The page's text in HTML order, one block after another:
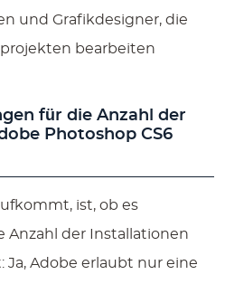
und Grafikdesigner, die
bearbeiten
für die Anzahl der
Photoshop CS6
ist, ob es
Anzahl der Installationen
Adobe erlaubt nur eine